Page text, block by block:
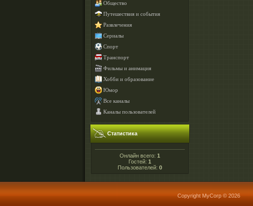
Общество
Путешествия и события
Развлечения
Сериалы
Спорт
Транспорт
Фильмы и анимация
Хобби и образование
Юмор
Все каналы
Каналы пользователей
Статистика
Онлайн всего: 1
Гостей: 1
Пользователей: 0
Copyright MyCorp © 2026